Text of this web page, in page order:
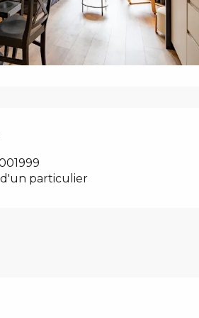
particulier